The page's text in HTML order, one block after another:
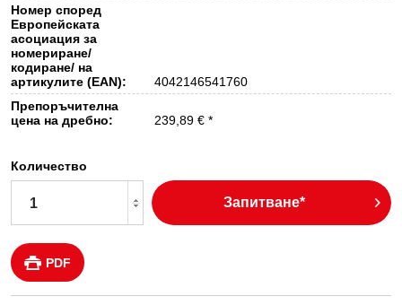
Номер според
Европейската
асоциация за
номериране/
кодиране/ на
артикулите (EAN):
4042146541760
Препоръчителна
цена на дребно:
239,89 € *
Количество
Запитване*
PDF